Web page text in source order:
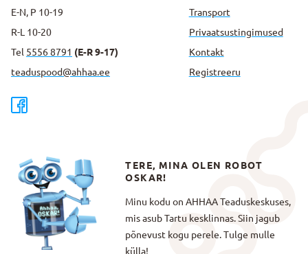
E-N, P 10-19
R-L 10-20
Tel 5556 8791 (E-R 9-17)
teaduspood@ahhaa.ee
Transport
Privaatsus­tingimused
Kontakt
Registreeru
TERE, MINA OLEN ROBOT
OSKAR!
Minu kodu on AHHAA Teaduskeskuses,
mis asub Tartu kesklinnas. Siin jagub
põnevust kogu perele. Tulge mulle
külla!